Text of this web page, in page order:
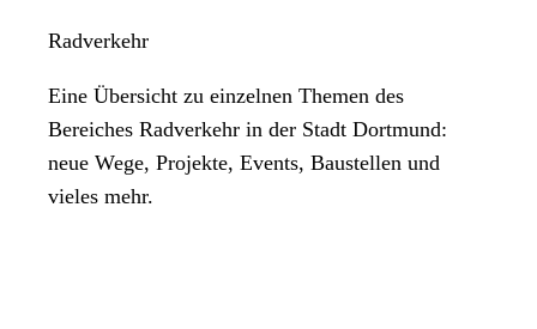
Radverkehr
Eine Übersicht zu einzelnen Themen des
Bereiches Radverkehr in der Stadt Dortmund:
neue Wege, Projekte, Events, Baustellen und
vieles mehr.